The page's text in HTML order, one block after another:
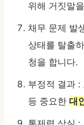
위해 거짓말
채무 문제 발
상태를 탈출
청을 합니다.
부정적 결과 :
등 중요한 대